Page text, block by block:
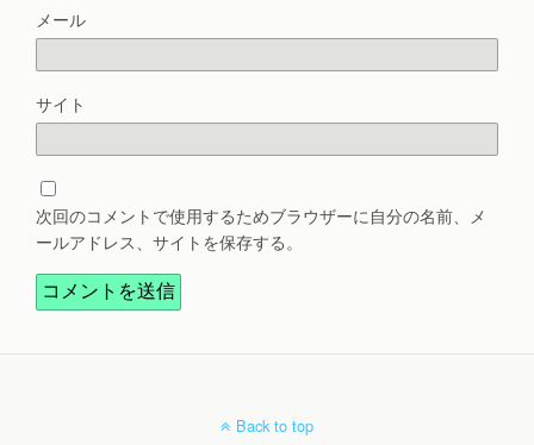
メール
サイト
次回のコメントで使用するためブラウザーに自分の名前、メ
ールアドレス、サイトを保存する。
Back to top